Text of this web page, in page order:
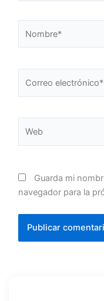
electrónico*
Guarda mi
navegador para la